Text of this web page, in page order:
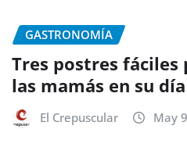
GASTRONOMÍA
Tres postres fáciles
las mamás en su día
El Crepuscular May